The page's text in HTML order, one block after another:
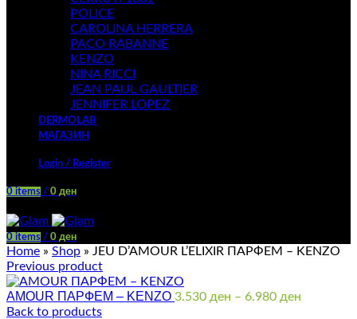
POLICE
CAROLINA HERRERA
PACO RABANNE
KENZO
NINA RICCI
JEAN PAUL GAULTIER
JENNIFER LOPEZ
DERMOLAB
МАГАЗИН
Login / Register
0 items / 0 ден
0 items / 0 ден
Home » Shop » JEU D’AMOUR L’ELIXIR ПАРФЕМ – KENZO
Previous product
AMOUR ПАРФЕМ – KENZO 3.530 ден – 6.980 ден
Back to products